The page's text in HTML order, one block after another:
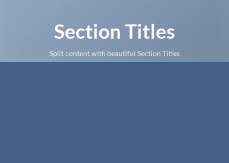
Section Titles
Split content with beautiful Section Titles